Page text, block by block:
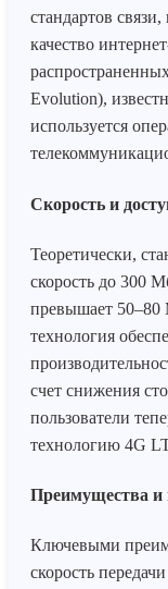
стандартов
качество
Evolution),
используется
Скорость и
Теоретически,
скорость до 300
превышает 50–80
технология
счет снижения
пользователи
технологию 4G
Преимущества и
Ключевыми
скорость